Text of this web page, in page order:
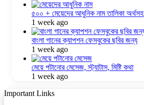
৫০০ + মেয়েদের আধুনিক নাম তালিকা অর্থসহ
1 week ago
বাংলা গানের ক্যাপশন ফেসবুকের ছবির জন্য
1 week ago
মেয়ে পটানোর মেসেজ, স্ট্যাটাস, মিষ্টি কথা
1 week ago
Important Links